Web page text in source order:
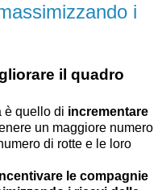
i
il quadro
è quello di incrementare
un maggiore numero
di rotte e le loro
le compagnie